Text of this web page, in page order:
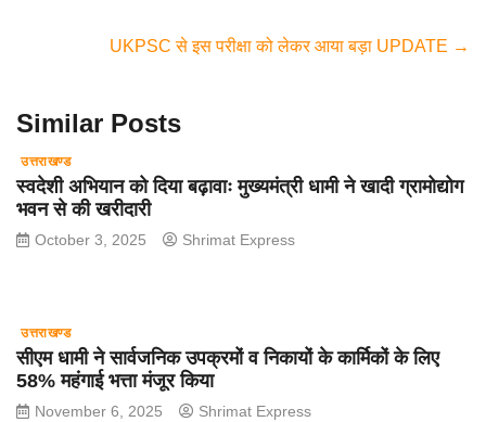
k
p
m
UKPSC से इस परीक्षा को लेकर आया बड़ा UPDATE →
Similar Posts
उत्तराखण्ड
स्वदेशी अभियान को दिया बढ़ावाः मुख्यमंत्री धामी ने खादी ग्रामोद्योग
भवन से की खरीदारी
October 3, 2025 Shrimat Express
उत्तराखण्ड
सीएम धामी ने सार्वजनिक उपक्रमों व निकायों के कार्मिकों के लिए
58% महंगाई भत्ता मंजूर किया
November 6, 2025 Shrimat Express